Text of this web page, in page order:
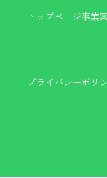
トップページ事業
プライバシーポリ